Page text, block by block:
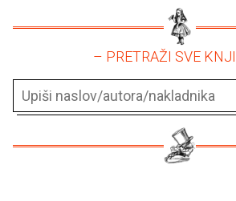
– PRETRAŽI SVE